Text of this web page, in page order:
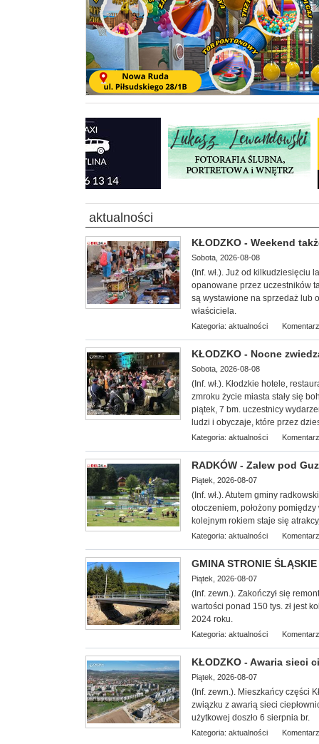
aktualności
KŁODZKO - Weekend
Sobota, 2026-08-08
(Inf. wł.). Już od kilkudziesięciu
opanowane przez uczestników
są wystawione na sprzedaż lub
właściciela.
Kategoria: aktualności
KŁODZKO - Nocne
Sobota, 2026-08-08
(Inf. wł.). Kłodzkie hotele,
zmroku życie miasta stały się
piątek, 7 bm. uczestnicy
ludzi i obyczaje, które przez
Kategoria: aktualności
RADKÓW - Zalew pod
Piątek, 2026-08-07
(Inf. wł.). Atutem gminy
otoczeniem, położony
kolejnym rokiem staje się
Kategoria: aktualności
GMINA STRONIE
Piątek, 2026-08-07
(Inf. zewn.). Zakończył się
wartości ponad 150 tys. zł jest
2024 roku.
Kategoria: aktualności
KŁODZKO - Awaria sieci
Piątek, 2026-08-07
(Inf. zewn.). Mieszkańcy części
związku z awarią sieci
użytkowej doszło 6 sierpnia br.
Kategoria: aktualności